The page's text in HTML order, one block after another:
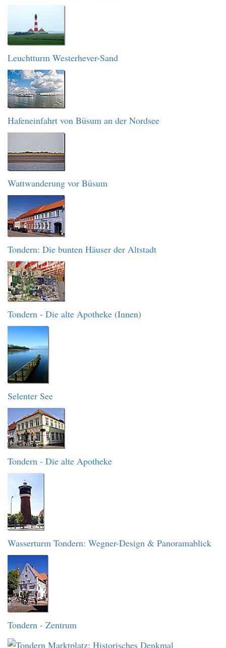
Leuchtturm Westerhever-Sand
Hafeneinfahrt von Büsum an der Nordsee
Wattwanderung vor Büsum
Tondern: Die bunten Häuser der Altstadt
Tondern - Die alte Apotheke (Innen)
Selenter See
Tondern - Die alte Apotheke
Wasserturm Tondern: Wegner-Design & Panoramablick
Tondern - Zentrum